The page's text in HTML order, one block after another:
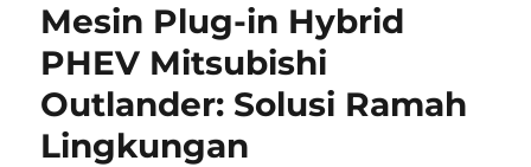
Aman
dan
Mesin Plug-in Hybrid
PHEV Mitsubishi
Outlander: Solusi Ramah
Lingkungan